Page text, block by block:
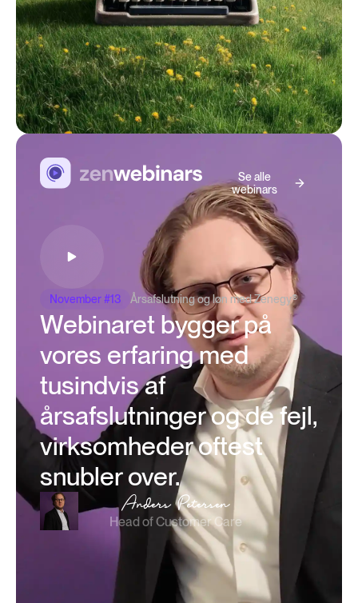
Se alle
webinars
November #13 Årsafslutning og løn med Zenegy®
Webinaret bygger på
vores erfaring med
tusindvis af
årsafslutninger og de fejl,
virksomheder oftest
snubler over.
Anders Petersen
Head of Customer Care